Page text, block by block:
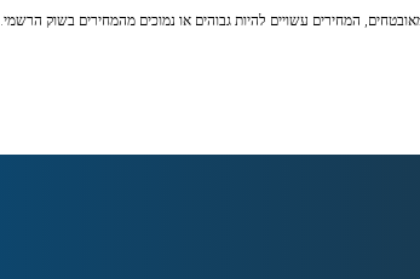
המחירים עשויים להיות גבוהים או נמוכים מהמחירים בשוק הרשמי.